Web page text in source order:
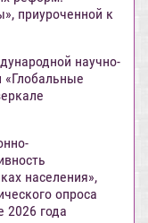
приуроченной к
научно-
«Глобальные
населения»,
опроса
2026 года